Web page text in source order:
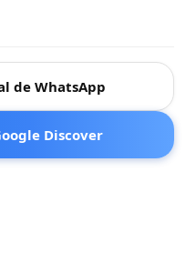
de WhatsApp
Discover